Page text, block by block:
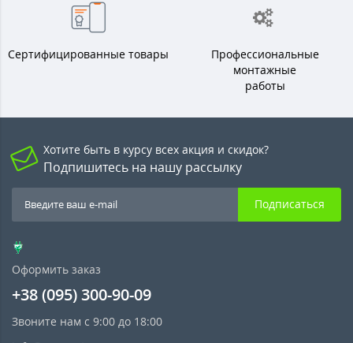
Сертифицированные товары
Профессиональные
монтажные
работы
Хотите быть в курсу всех акция и скидок?
Подпишитесь на нашу рассылку
Подписаться
Оформить заказ
+38 (095) 300-90-09
Звоните нам с 9:00 до 18:00